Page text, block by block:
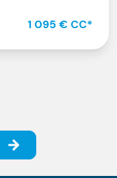
1 095 € CC*